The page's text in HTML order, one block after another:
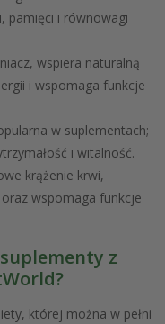
pamięci i równowagi
wspiera naturalną
i wspomaga funkcje
w suplementach;
i witalność.
krążenie krwi,
wspomaga funkcje
z
której można w pełni